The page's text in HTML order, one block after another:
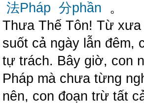
法Pháp 分phần 。
Thưa Thế Tôn! Từ xưa
suốt cả ngày lẫn đêm,
tự trách. Bây giờ, con
Pháp mà chưa từng
nên, con đoạn trừ tất